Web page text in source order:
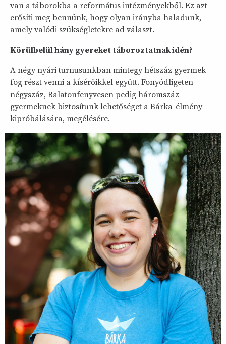
van a táborokba a református intézményekből. Ez azt
erősíti meg bennünk, hogy olyan irányba haladunk,
amely valódi szükségletekre ad választ.
Körülbelül hány gyereket táboroztatnak idén?
A négy nyári turnusunkban mintegy hétszáz gyermek
fog részt venni a kísérőikkel együtt. Fonyódligeten
négyszáz, Balatonfenyvesen pedig háromszáz
gyermeknek biztosítunk lehetőséget a Bárka-élmény
kipróbálására, megélésére.